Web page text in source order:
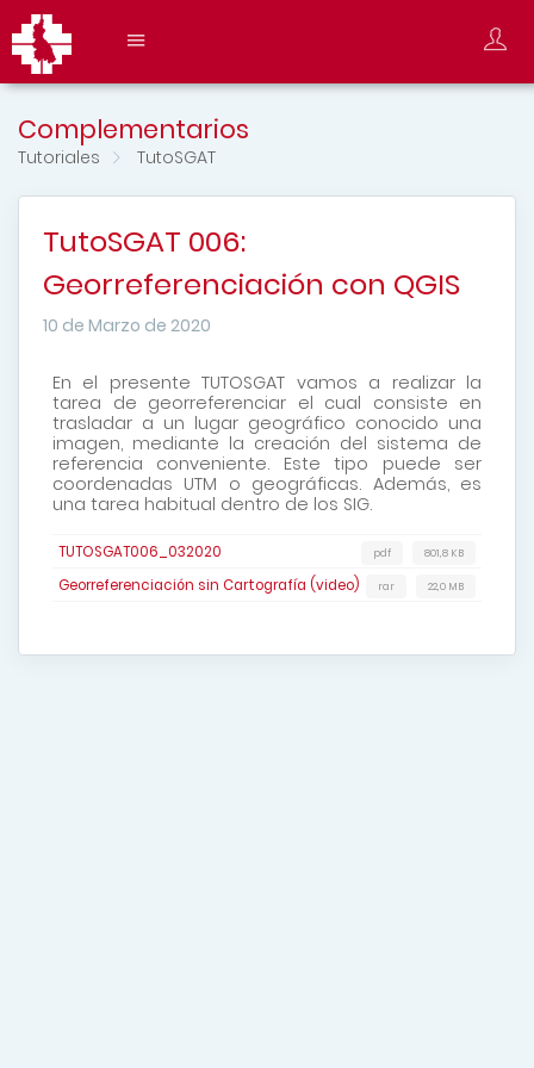
Complementarios
Tutoriales TutoSGAT
TutoSGAT 006:
Georreferenciación con QGIS
10 de Marzo de 2020
En el presente TUTOSGAT vamos a realizar la
tarea de georreferenciar el cual consiste en
trasladar a un lugar geográfico conocido una
imagen, mediante la creación del sistema de
referencia conveniente. Este tipo puede ser
coordenadas UTM o geográficas. Además, es
una tarea habitual dentro de los SIG.
TUTOSGAT006_032020 801,8 KB
pdf
Georreferenciación sin Cartografía (video) 22,0 MB
rar